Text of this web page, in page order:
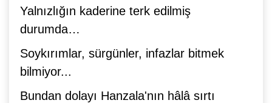
Yalnızlığın kaderine terk edilmiş
durumda…
Soykırımlar, sürgünler, infazlar bitmek
bilmiyor...
Bundan dolayı Hanzala'nın hâlâ sırtı